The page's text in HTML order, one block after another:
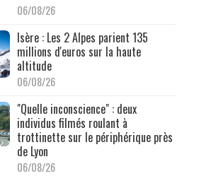
06/08/26
Isère : Les 2 Alpes parient 135
millions d'euros sur la haute
altitude
06/08/26
"Quelle inconscience" : deux
individus filmés roulant à
trottinette sur le périphérique près
de Lyon
06/08/26